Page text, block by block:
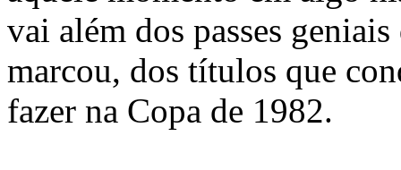
vai além dos passes
marcou, dos títulos que
fazer na Copa de 1982.